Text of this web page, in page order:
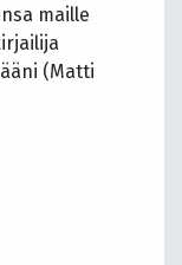
maille
(Matti